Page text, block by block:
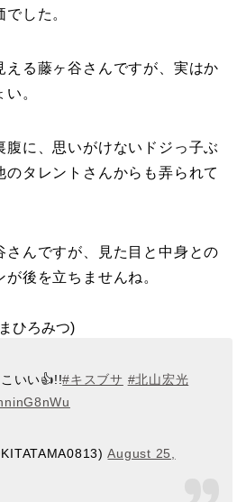
した。
える藤ヶ谷さんですが、実はか
。
腹に、思いがけないドジっ子ぶ
のタレントさんからも弄られて
さんですが、見た目と中身との
後を立ちませんね。
ひろみつ)
いい👍!!#キスブサ #北山宏光
August 25,